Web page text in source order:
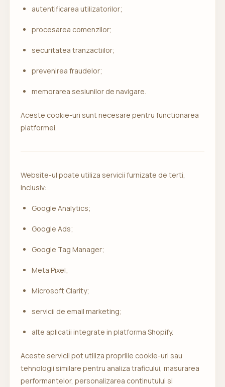
autentificarea utilizatorilor;
procesarea comenzilor;
securitatea tranzactiilor;
prevenirea fraudelor;
memorarea sesiunilor de navigare.
Aceste cookie-uri sunt necesare pentru functionarea
platformei.
Website-ul poate utiliza servicii furnizate de terti,
inclusiv:
Google Analytics;
Google Ads;
Google Tag Manager;
Meta Pixel;
Microsoft Clarity;
servicii de email marketing;
alte aplicatii integrate in platforma Shopify.
Aceste servicii pot utiliza propriile cookie-uri sau
tehnologii similare pentru analiza traficului, masurarea
performantelor, personalizarea continutului si